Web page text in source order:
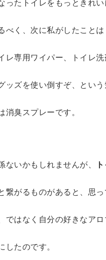
べく、次に私がしたことは
レ専用ワイパー、トイレ
ッズを使い倒すぞ、という
臭スプレーです。
いかもしれませんが、
繋がるものがあると、思っ
ではなく自分の好きなア
したのです。